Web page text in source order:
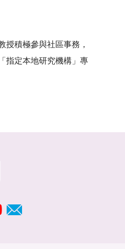
積極參與社區事務，
指定本地研究機構」專